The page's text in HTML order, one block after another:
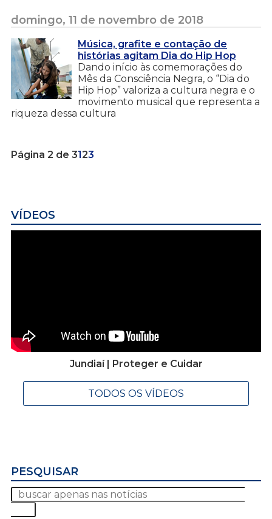
domingo, 11 de novembro de 2018
Música, grafite e contação de
histórias agitam Dia do Hip Hop
Dando início às comemorações do
Mês da Consciência Negra, o “Dia do
Hip Hop” valoriza a cultura negra e o
movimento musical que representa a
riqueza dessa cultura
Página 2 de 3123
VÍDEOS
Jundiaí | Proteger e Cuidar
TODOS OS VÍDEOS
PESQUISAR